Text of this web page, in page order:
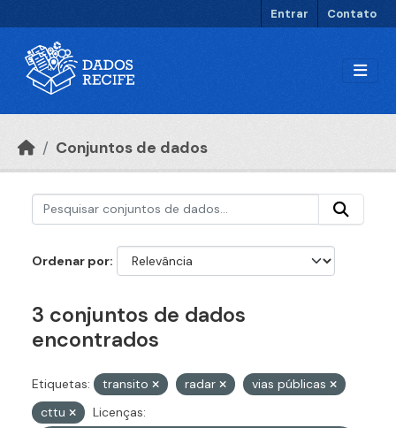
Entrar Contato
Conjuntos de dados
Ordenar por
3 conjuntos de dados
encontrados
Etiquetas: transito radar
vias públicas
cttu
Licenças: